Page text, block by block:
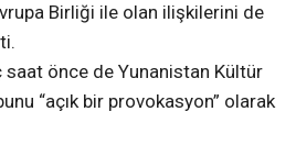
Birliği ile olan ilişkilerini de
saat önce de Yunanistan Kültür
“açık bir provokasyon” olarak